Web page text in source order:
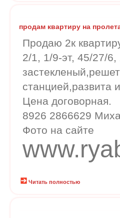
продам квартиру на
Продаю 2к
2/1, 1/9-эт, 45/27/
станцией,развита
Цена договорная.
8926 2866629
Фото на сайте
Читать полностью